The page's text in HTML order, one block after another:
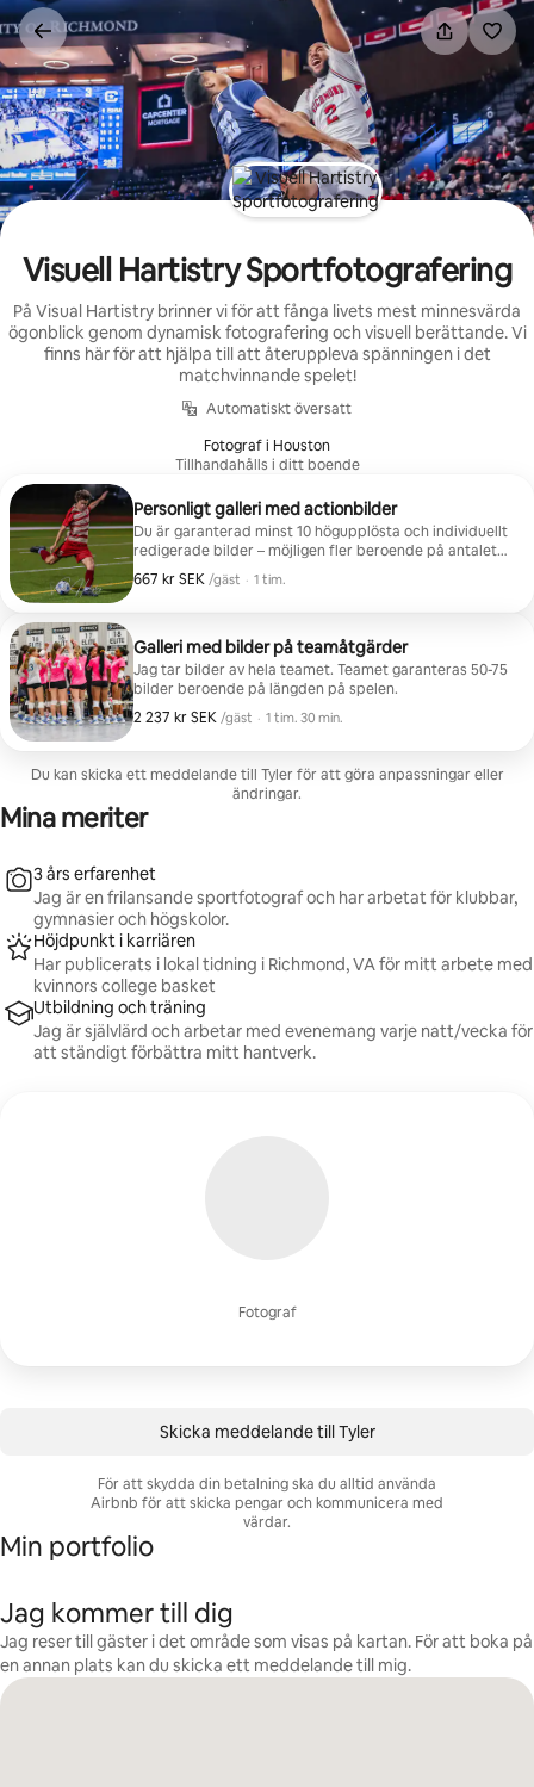
Hoppa
till
innehåll
Visuell Hartistry Sportfotografering
På Visual Hartistry brinner vi för att fånga livets mest minnesvärda
ögonblick genom dynamisk fotografering och visuell berättande. Vi
finns här för att hjälpa till att återuppleva spänningen i det
matchvinnande spelet!
Automatiskt översatt
Fotograf i Houston
Tillhandahålls i ditt boende
Personligt galleri med actionbilder
Du är garanterad minst 10 högupplösta och individuellt
redigerade bilder – möjligen fler beroende på antalet
"officiella bokningar". Efter spelet och efter att jag har
redigerat dem (24-48 timmar) skickar jag dig länken till
667 kr SEK /gäst
667 kr SEK per gäst
, · 1 tim.
Galleri med bilder på teamåtgärder
Jag tar bilder av hela teamet. Teamet garanteras 50-75
bilder beroende på längden på spelen.
2 237 kr SEK /gäst
2 237 kr SEK per gäst
, · 1 tim. 30 min.
Du kan skicka ett meddelande till Tyler för att göra anpassningar eller
ändringar.
Mina meriter
Fotograf
3 års erfarenhet
Jag är en frilansande sportfotograf och har arbetat för klubbar,
gymnasier och högskolor.
Höjdpunkt i karriären
Har publicerats i lokal tidning i Richmond, VA för mitt arbete med
kvinnors college basket
Utbildning och träning
Jag är självlärd och arbetar med evenemang varje natt/vecka för
att ständigt förbättra mitt hantverk.
Skicka meddelande till Tyler
För att skydda din betalning ska du alltid använda
Airbnb för att skicka pengar och kommunicera med
värdar.
Min portfolio
Jag kommer till dig
Jag reser till gäster i det område som visas på kartan. För att boka på
en annan plats kan du skicka ett meddelande till mig.